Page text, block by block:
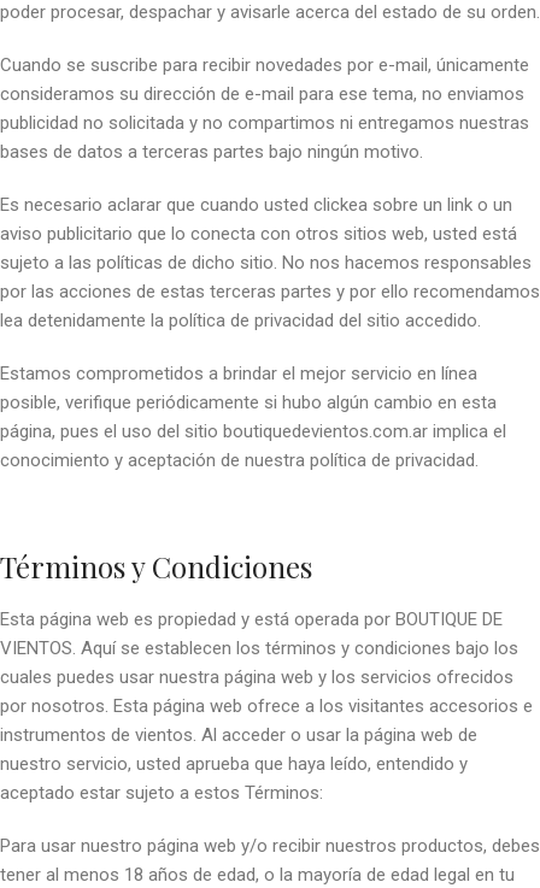
poder procesar, despachar y avisarle acerca del estado de su orden.
Cuando se suscribe para recibir novedades por e-mail, únicamente
consideramos su dirección de e-mail para ese tema, no enviamos
publicidad no solicitada y no compartimos ni entregamos nuestras
bases de datos a terceras partes bajo ningún motivo.
Es necesario aclarar que cuando usted clickea sobre un link o un
aviso publicitario que lo conecta con otros sitios web, usted está
sujeto a las políticas de dicho sitio. No nos hacemos responsables
por las acciones de estas terceras partes y por ello recomendamos
lea detenidamente la política de privacidad del sitio accedido.
Estamos comprometidos a brindar el mejor servicio en línea
posible, verifique periódicamente si hubo algún cambio en esta
página, pues el uso del sitio boutiquedevientos.com.ar implica el
conocimiento y aceptación de nuestra política de privacidad.
Términos y Condiciones
Esta página web es propiedad y está operada por BOUTIQUE DE
VIENTOS. Aquí se establecen los términos y condiciones bajo los
cuales puedes usar nuestra página web y los servicios ofrecidos
por nosotros. Esta página web ofrece a los visitantes accesorios e
instrumentos de vientos. Al acceder o usar la página web de
nuestro servicio, usted aprueba que haya leído, entendido y
aceptado estar sujeto a estos Términos:
Para usar nuestro página web y/o recibir nuestros productos, debes
tener al menos 18 años de edad, o la mayoría de edad legal en tu